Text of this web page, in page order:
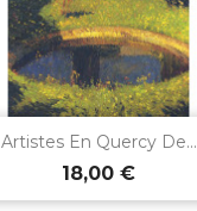
Artistes En Quercy De...
18,00 €